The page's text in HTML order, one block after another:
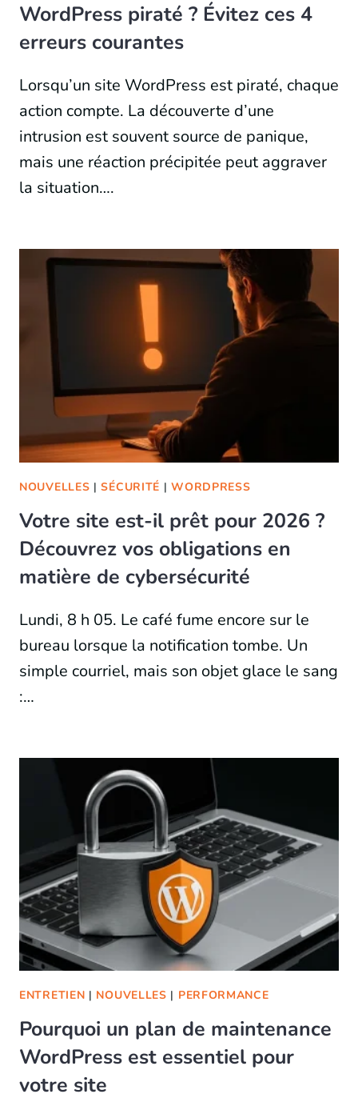
WordPress piraté ? Évitez ces 4
erreurs courantes
Lorsqu’un site WordPress est piraté, chaque
action compte. La découverte d’une
intrusion est souvent source de panique,
mais une réaction précipitée peut aggraver
la situation….
NOUVELLES |SÉCURITÉ |WORDPRESS
Votre site est-il prêt pour 2026 ?
Découvrez vos obligations en
matière de cybersécurité
Lundi, 8 h 05. Le café fume encore sur le
bureau lorsque la notification tombe. Un
simple courriel, mais son objet glace le sang
:…
ENTRETIEN | NOUVELLES | PERFORMANCE
Pourquoi un plan de maintenance
WordPress est essentiel pour
votre site